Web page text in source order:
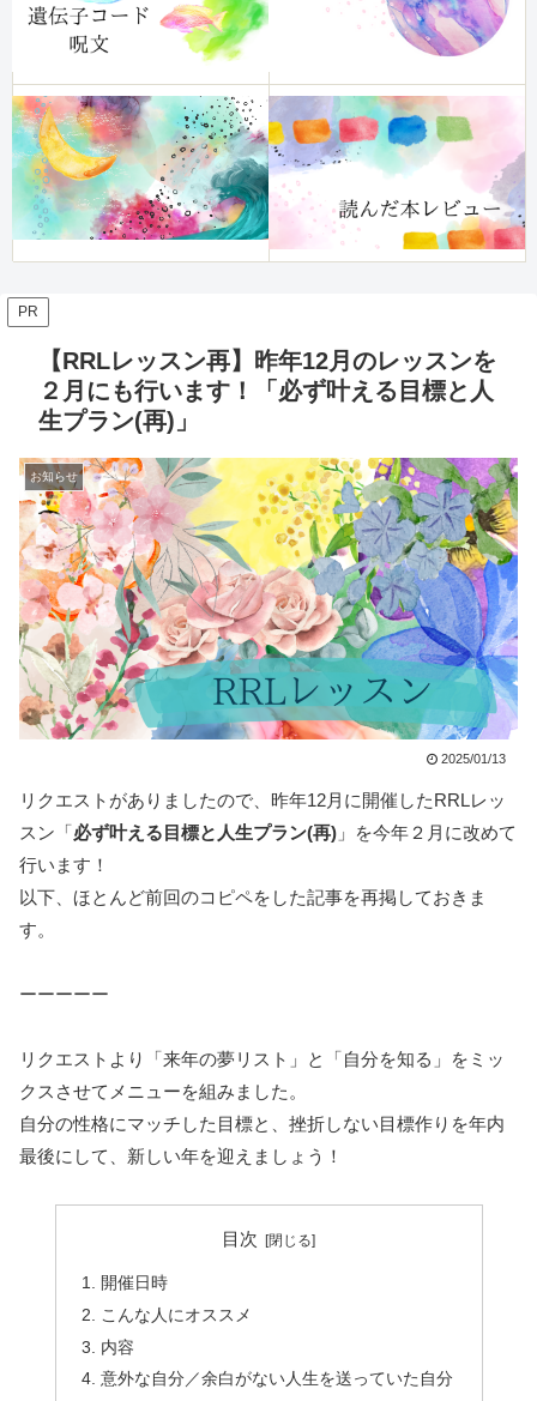
PR
【RRLレッスン再】昨年12月のレッスンを
２月にも行います！「必ず叶える目標と人
生プラン(再)」
お知らせ
2025/01/13
リクエストがありましたので、昨年12月に開催したRRLレッ
スン「必ず叶える目標と人生プラン(再) 」を今年２月に改めて
行います！
以下、ほとんど前回のコピペをした記事を再掲しておきま
す。
ーーーーー
リクエストより「来年の夢リスト」と「自分を知る」をミッ
クスさせてメニューを組みました。
自分の性格にマッチした目標と、挫折しない目標作りを年内
最後にして、新しい年を迎えましょう！
目次
開催日時
こんな人にオススメ
内容
意外な自分／余白がない人生を送っていた自分